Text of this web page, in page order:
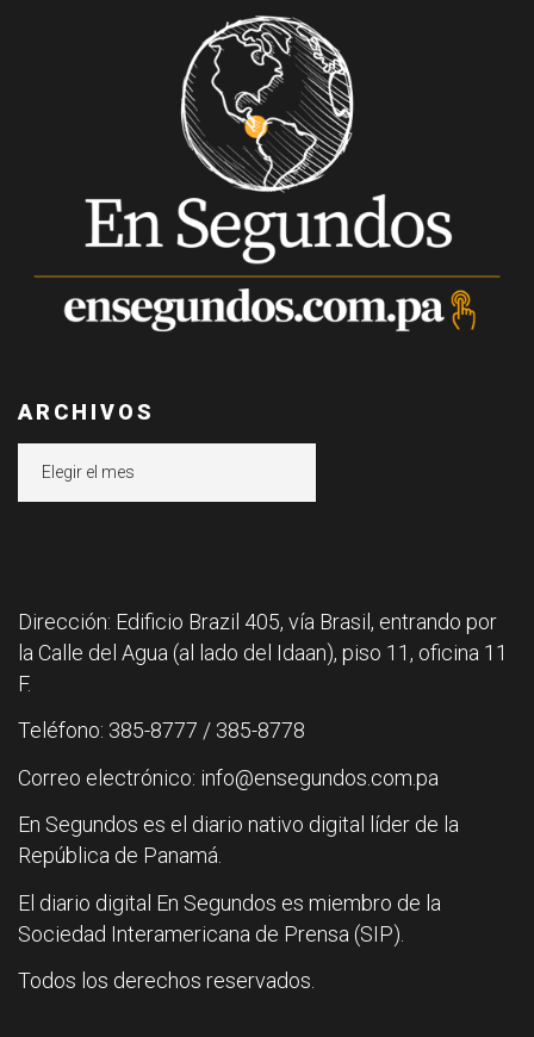
ARCHIVOS
Dirección: Edificio Brazil 405, vía Brasil, entrando por
la Calle del Agua (al lado del Idaan), piso 11, oficina 11
F.
Teléfono: 385-8777 / 385-8778
Correo electrónico: info@ensegundos.com.pa
En Segundos es el diario nativo digital líder de la
República de Panamá.
El diario digital En Segundos es miembro de la
Sociedad Interamericana de Prensa (SIP).
Todos los derechos reservados.